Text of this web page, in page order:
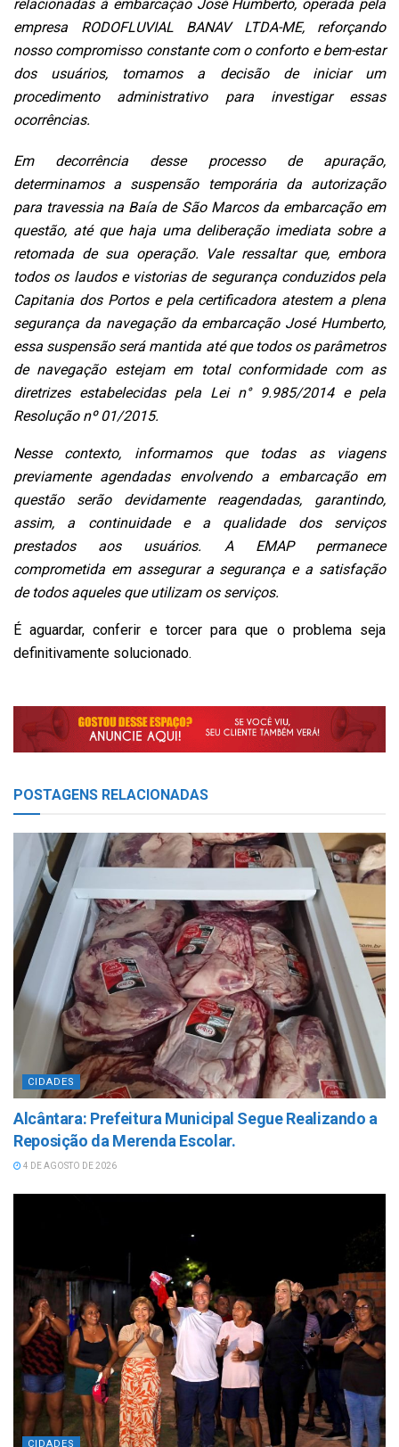
relacionadas à embarcação José Humberto, operada pela
empresa RODOFLUVIAL BANAV LTDA-ME, reforçando
nosso compromisso constante com o conforto e bem-estar
dos usuários, tomamos a decisão de iniciar um
procedimento administrativo para investigar essas
ocorrências.
Em decorrência desse processo de apuração,
determinamos a suspensão temporária da autorização
para travessia na Baía de São Marcos da embarcação em
questão, até que haja uma deliberação imediata sobre a
retomada de sua operação. Vale ressaltar que, embora
todos os laudos e vistorias de segurança conduzidos pela
Capitania dos Portos e pela certificadora atestem a plena
segurança da navegação da embarcação José Humberto,
essa suspensão será mantida até que todos os parâmetros
de navegação estejam em total conformidade com as
diretrizes estabelecidas pela Lei n° 9.985/2014 e pela
Resolução nº 01/2015.
Nesse contexto, informamos que todas as viagens
previamente agendadas envolvendo a embarcação em
questão serão devidamente reagendadas, garantindo,
assim, a continuidade e a qualidade dos serviços
prestados aos usuários. A EMAP permanece
comprometida em assegurar a segurança e a satisfação
de todos aqueles que utilizam os serviços.
É aguardar, conferir e torcer para que o problema seja
definitivamente solucionado.
POSTAGENS RELACIONADAS
CIDADES
Alcântara: Prefeitura Municipal Segue Realizando a
Reposição da Merenda Escolar.
4 DE AGOSTO DE 2026
CIDADES